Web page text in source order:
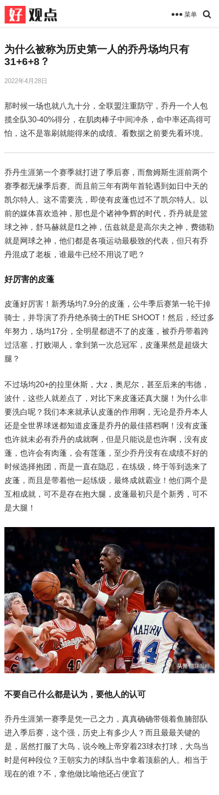
菜单
为什么被称为历史第一人的乔丹场均只有
31+6+8？
2022年4月28日
那时候一场也就八九十分，全联盟注重防守，乔丹一个人包
揽全队30-40%得分，在肌肉棒子中间冲杀，命中率还高得可
怕，这不是靠刷就能得来的成绩。看数据之前要先看环境。
乔丹生涯第一个赛季就打进了季后赛，而詹姆斯生涯前两个
赛季都无缘季后赛。而且前三年有两年首轮遇到如日中天的
凯尔特人。这不需要洗，即使有皮蓬也过不了凯尔特人。以
前的媒体喜欢造神，那也是个诸神争辉的时代，乔丹就是篮
球之神，舒马赫就是f1之神，伍兹就是是高尔夫之神，费德勒
就是网球之神，他们都是各项运动最极致的代表，但只有乔
丹混成了老板，谁最牛已经不用说了吧？
好厉害的皮蓬
皮蓬好厉害！新秀场均7.9分的皮蓬，公牛季后赛第一轮干掉
骑士，并导演了乔丹绝杀骑士的THE SHOOT！然后，经过多
年努力，场均17分，全明星都进不了的皮蓬，被乔丹带着跨
过活塞，打败湖人，拿到第一次总冠军，皮蓬果然是超级大
腿？
不过场均20+的拉里休斯，大z，奥尼尔，甚至后来的韦德，
波什，这些人就差点了，对比下来皮蓬还真大腿！为什么非
要洗白呢？我们本来就承认皮蓬的作用啊，无论是乔丹本人
还是全世界球迷都知道皮蓬是乔丹的最佳搭档啊！没有皮蓬
也许就未必有乔丹的成就啊，但是只能说是也许啊，没有皮
蓬，也许会有肉蓬，会有莲蓬，至少乔丹没有在成绩不好的
时候选择抱团，而是一直在隐忍，在练级，终于等到选来了
皮蓬，而且是带着他一起练级，最终成就霸业！他们两个是
互相成就，可不是存在抱大腿，皮蓬最初只是个新秀，可不
是大腿！
不要自己什么都是认为，要他人的认可
乔丹生涯第一赛季是凭一己之力，真真确确带领着鱼腩部队
进入季后赛，这个强，历史上有多少人？而且最最关键的
是，居然打服了大鸟，说今晚上帝穿着23球衣打球，大鸟当
时是何种段位？王朝实力的球队当中拿着顶薪的人。相当于
现在的谁？不，拿他做比喻他还占便宜了